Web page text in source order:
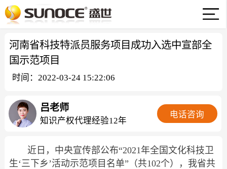
河南省科技特派员服务项目成功入选中宣部全
国示范项目
时间：2022-03-24 15:22:06
吕老师
知识产权代理经验12年
电话咨询
近日，中央宣传部公布“2021年全国文化科技卫
生‘三下乡’活动示范项目名单”（共102个），我省共